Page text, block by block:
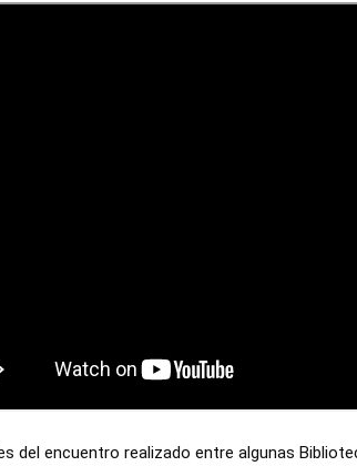
del encuentro realizado entre algunas